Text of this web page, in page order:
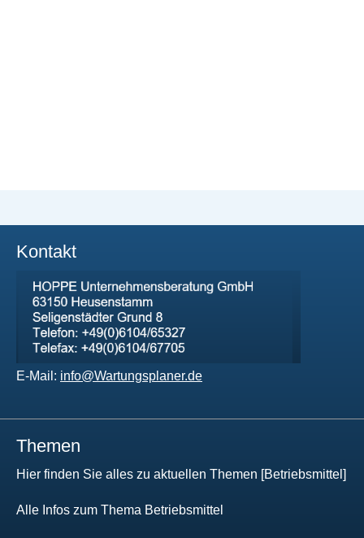
Kontakt
E-Mail: info@Wartungsplaner.de
Themen
Hier finden Sie alles zu aktuellen Themen [Betriebsmittel]
Alle Infos zum Thema Betriebsmittel